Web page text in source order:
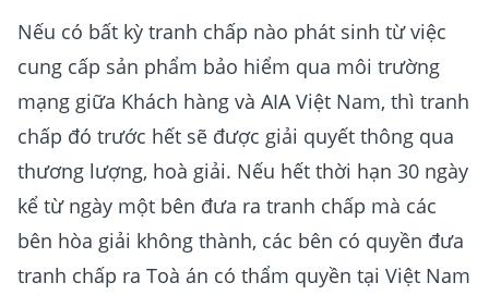
Nếu có bất kỳ tranh chấp nào phát sinh từ việc
cung cấp sản phẩm bảo hiểm qua môi trường
mạng giữa Khách hàng và AIA Việt Nam, thì tranh
chấp đó trước hết sẽ được giải quyết thông qua
thương lượng, hoà giải. Nếu hết thời hạn 30 ngày
kể từ ngày một bên đưa ra tranh chấp mà các
bên hòa giải không thành, các bên có quyền đưa
tranh chấp ra Toà án có thẩm quyền tại Việt Nam